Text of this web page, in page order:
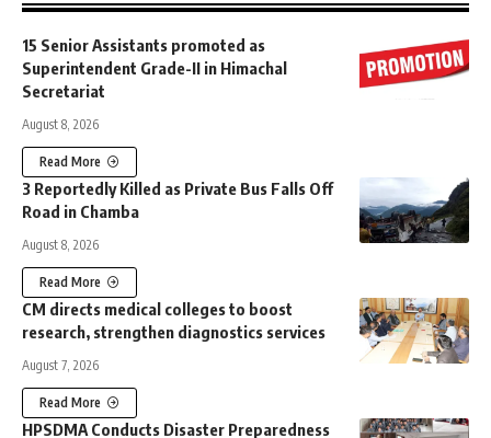
15 Senior Assistants promoted as
Superintendent Grade-II in Himachal
Secretariat
August 8, 2026
Read More
3 Reportedly Killed as Private Bus Falls Off
Road in Chamba
August 8, 2026
Read More
CM directs medical colleges to boost
research, strengthen diagnostics services
August 7, 2026
Read More
HPSDMA Conducts Disaster Preparedness